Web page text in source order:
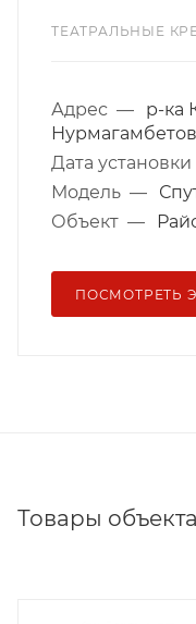
ТЕАТРАЛЬНЫЕ
Адрес —
р-ка
Дата установки
Модель —
Объект —
ПОСМОТРЕТЬ
Товары объекта